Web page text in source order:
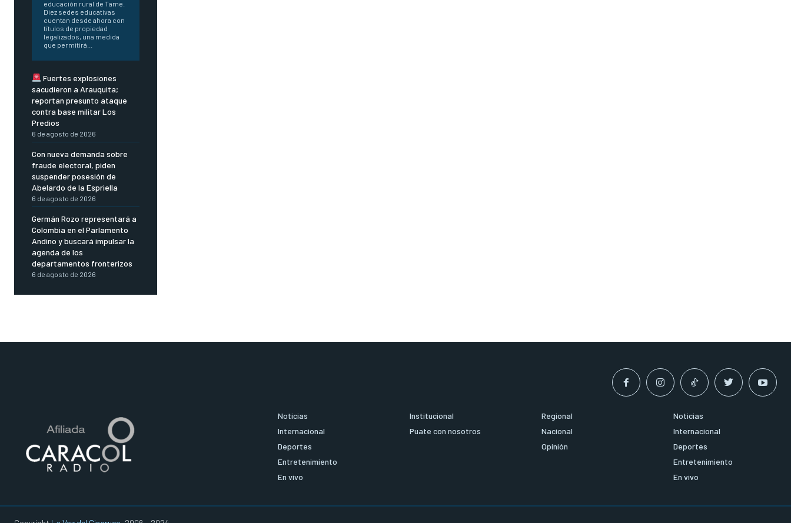
educación rural de Tame.
Diez sedes educativas
cuentan desde ahora con
títulos de propiedad
legalizados, una medida
que permitirá...
Fuertes explosiones
sacudieron a Arauquita;
reportan presunto ataque
contra base militar Los
Predios
6 de agosto de 2026
Con nueva demanda sobre
fraude electoral, piden
suspender posesión de
Abelardo de la Espriella
6 de agosto de 2026
Germán Rozo representará a
Colombia en el Parlamento
Andino y buscará impulsar la
agenda de los
departamentos fronterizos
6 de agosto de 2026
Noticias
Internacional
Deportes
Entretenimiento
En vivo
Institucional
Puate con nosotros
Regional
Nacional
Opinión
Noticias
Internacional
Deportes
Entretenimiento
En vivo